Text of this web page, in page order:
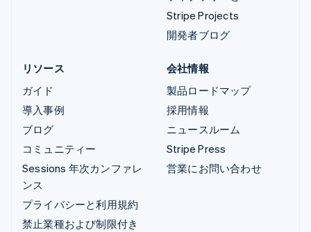
Stripe Projects
開発者ブログ
リソース
ガイド
導入事例
ブログ
コミュニティー
Sessions 年次カンファレ
ンス
プライバシーと利用規約
禁止業種および制限付き
会社情報
製品ロードマップ
採用情報
ニュースルーム
Stripe Press
営業にお問い合わせ